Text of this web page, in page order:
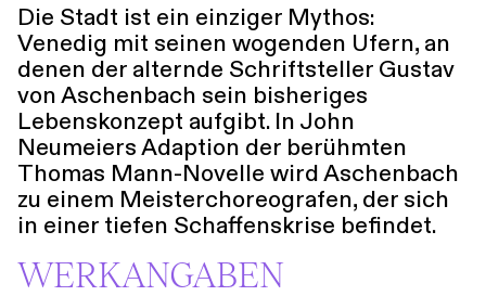
Die Stadt ist ein einziger Mythos:
Venedig mit seinen wogenden Ufern, an
denen der alternde Schriftsteller Gustav
von Aschenbach sein bisheriges
Lebenskonzept aufgibt. In John
Neumeiers Adaption der berühmten
Thomas Mann-Novelle wird Aschenbach
zu einem Meisterchoreografen, der sich
in einer tiefen Schaffenskrise beﬁndet.
WERKANGABEN